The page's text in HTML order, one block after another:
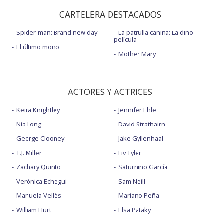
CARTELERA DESTACADOS
Spider-man: Brand new day
El último mono
La patrulla canina: La dino
película
Mother Mary
ACTORES Y ACTRICES
Keira Knightley
Nia Long
George Clooney
T.J. Miller
Zachary Quinto
Verónica Echegui
Manuela Vellés
William Hurt
Jennifer Ehle
David Strathairn
Jake Gyllenhaal
Liv Tyler
Saturnino García
Sam Neill
Mariano Peña
Elsa Pataky